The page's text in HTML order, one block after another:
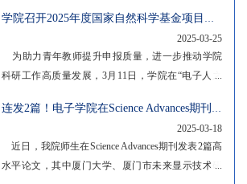
学院召开2025年度国家自然科学基金项目申报指导会
2025-03-25
为助力青年教师提升申报质量，进一步推动学院
科研工作高质量发展，3月11日，学院在“电子人之
上及青年科学基金（C类）项目申报指导会，邀请学
院资深教授团队为青年教师一对一指导，提升项目
申请书的创新性与竞争力。聚焦申报难点，资深教
授“把脉开方” 指导会上，学院资深教授结合自身申
连发2篇！电子学院在Science Advances期刊发表高水平论文
2025-03-18
近日，我院师生在Science Advances期刊发表2篇高
水平论文，其中厦门大学、厦门市未来显示技术研